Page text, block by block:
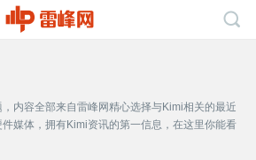
内容全部来自雷峰网精心选择与Kimi相关的最近
媒体，拥有Kimi资讯的第一信息，在这里你能看